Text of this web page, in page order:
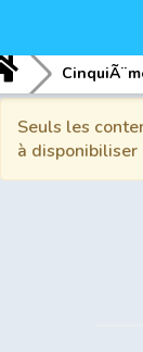
Seuls les
à